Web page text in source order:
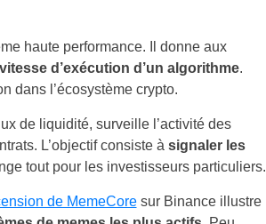
haute performance. Il donne aux
d’exécution d’un algorithme.
dans l’écosystème crypto.
de liquidité, surveille l’activité des
L’objectif consiste à signaler les
tout pour les investisseurs particuliers.
de MemeCoresur Binance illustre